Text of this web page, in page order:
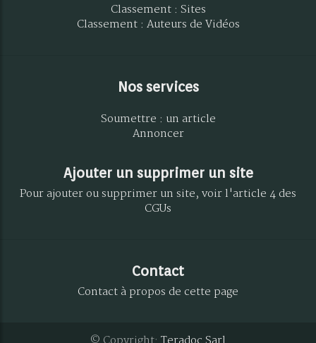
Classement : Sites
Classement : Auteurs de Vidéos
Nos services
Soumettre : un article
Annoncer
Ajouter un supprimer un site
Pour ajouter ou supprimer un site, voir l'article 4 des
CGUs
Contact
Contact à propos de cette page